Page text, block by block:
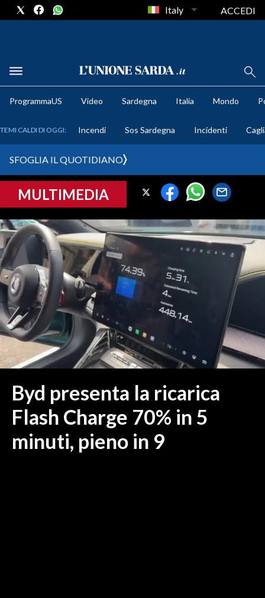
METEO
CRONACA SARDEGNA
PROVINCIA DI CAGLIARI
SULCIS IGLESIENTE
MEDIO CAMPIDANO
ORISTANO E PROVINCIA
SASSARI E PROVINCIA
GALLURA
NUORO E PROVINCIA
OGLIASTRA
CRONACA
ITALIA
MONDO
Italy ACCEDI
ProgrammaUS Video Sardegna Italia Mondo
TEMI CALDI DI OGGI: Incendi Sos Sardegna Incidenti
SFOGLIA IL QUOTIDIANO
MULTIMEDIA
Byd presenta la ricarica
Flash Charge 70% in 5
minuti, pieno in 9